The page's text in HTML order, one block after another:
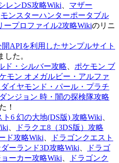
レンDS攻略Wiki
マザー
モンスターハンターポータブル
ープロファイル2攻略Wikiのリニ
開APIを利用したサンプルサイト
した。
ド・シルバー攻略
ポケモン ブ
モン オメガルビー・アルファ
イヤモンド・パール・プラチ
ンジョン 時・闇の探検隊攻略
！
ト6 幻の大地(DS版) 攻略Wiki
ドラクエ8（3DS版）攻略
ド攻略Wiki
ドラゴンクエスト
ーランド3D攻略Wiki
ドラゴ
ーカー攻略Wiki
ドラゴンク